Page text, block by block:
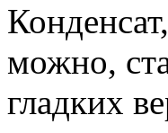
можно,
гладких